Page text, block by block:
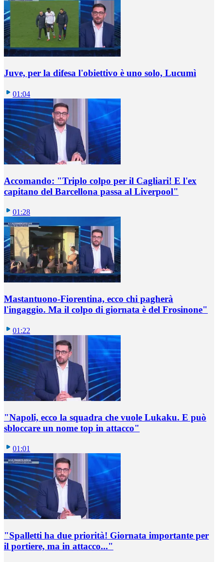
Juve, per la difesa l'obiettivo è uno solo, Lucumì
01:04
Accomando: "Triplo colpo per il Cagliari! E l'ex
capitano del Barcellona passa al Liverpool"
01:28
Mastantuono-Fiorentina, ecco chi pagherà
l'ingaggio. Ma il colpo di giornata è del Frosinone"
01:22
"Napoli, ecco la squadra che vuole Lukaku. E può
sbloccare un nome top in attacco"
01:01
"Spalletti ha due priorità! Giornata importante per
il portiere, ma in attacco..."